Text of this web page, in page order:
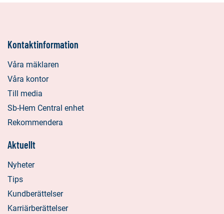
Kontaktinformation
Våra mäklaren
Våra kontor
Till media
Sb-Hem Central enhet
Rekommendera
Aktuellt
Nyheter
Tips
Kundberättelser
Karriärberättelser